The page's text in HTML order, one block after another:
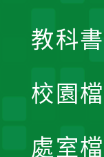
教科
校園
處室